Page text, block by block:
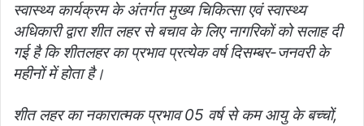
स्वास्थ्य कार्यक्रम के अंतर्गत मुख्य चिकित्सा एवं स्वास्थ्य
अधिकारी द्वारा शीत लहर से बचाव के लिए नागरिकों को सलाह दी
गई है कि शीतलहर का प्रभाव प्रत्येक वर्ष दिसम्बर-जनवरी के
महीनों में होता है।
शीत लहर का नकारात्मक प्रभाव 05 वर्ष से कम आयु के बच्चों,